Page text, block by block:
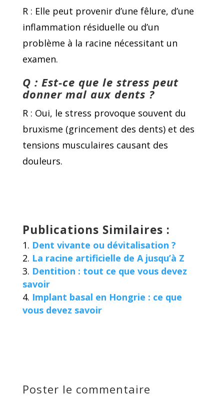
R : Elle peut provenir d’une fêlure, d’une
inflammation résiduelle ou d’un
problème à la racine nécessitant un
examen.
Q : Est-ce que le stress peut
donner mal aux dents ?
R : Oui, le stress provoque souvent du
bruxisme (grincement des dents) et des
tensions musculaires causant des
douleurs.
Publications Similaires :
Dent vivante ou dévitalisation ?
La racine artificielle de A jusqu’à Z
Dentition : tout ce que vous devez
savoir
Implant basal en Hongrie : ce que
vous devez savoir
Poster le commentaire